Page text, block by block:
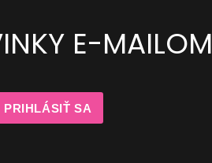
E-MAILOM
PRIHLÁSIŤ SA